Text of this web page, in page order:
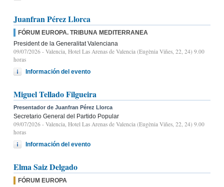
Juanfran Pérez Llorca
FÓRUM EUROPA. TRIBUNA MEDITERRANEA
President de la Generalitat Valenciana
09/07/2026 - Valencia, Hotel Las Arenas de Valencia (Eugènia Viñes, 22, 24) 9.00
horas
Información del evento
Miguel Tellado Filgueira
Presentador de Juanfran Pérez Llorca
Secretario General del Partido Popular
09/07/2026 - Valencia, Hotel Las Arenas de Valencia (Eugènia Viñes, 22, 24) 9.00
horas
Información del evento
Elma Saiz Delgado
FÓRUM EUROPA